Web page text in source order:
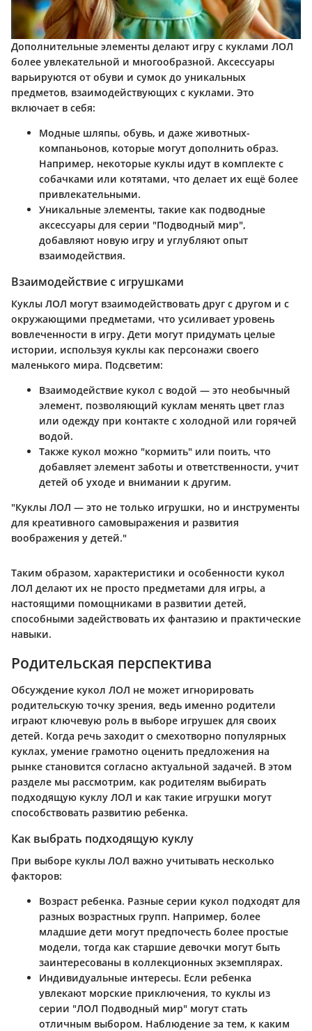
Дополнительные элементы делают игру с куклами ЛОЛ
более увлекательной и многообразной. Аксессуары
варьируются от обуви и сумок до уникальных
предметов, взаимодействующих с куклами. Это
включает в себя:
Модные шляпы, обувь, и даже животных-
компаньонов, которые могут дополнить образ.
Например, некоторые куклы идут в комплекте с
собачками или котятами, что делает их ещё более
привлекательными.
Уникальные элементы, такие как подводные
аксессуары для серии "Подводный мир",
добавляют новую игру и углубляют опыт
взаимодействия.
Взаимодействие с игрушками
Куклы ЛОЛ могут взаимодействовать друг с другом и с
окружающими предметами, что усиливает уровень
вовлеченности в игру. Дети могут придумать целые
истории, используя куклы как персонажи своего
маленького мира. Подсветим:
Взаимодействие кукол с водой — это необычный
элемент, позволяющий куклам менять цвет глаз
или одежду при контакте с холодной или горячей
водой.
Также кукол можно "кормить" или поить, что
добавляет элемент заботы и ответственности, учит
детей об уходе и внимании к другим.
"Куклы ЛОЛ — это не только игрушки, но и инструменты
для креативного самовыражения и развития
воображения у детей."
Таким образом, характеристики и особенности кукол
ЛОЛ делают их не просто предметами для игры, а
настоящими помощниками в развитии детей,
способными задействовать их фантазию и практические
навыки.
Родительская перспектива
Обсуждение кукол ЛОЛ не может игнорировать
родительскую точку зрения, ведь именно родители
играют ключевую роль в выборе игрушек для своих
детей. Когда речь заходит о смехотворно популярных
куклах, умение грамотно оценить предложения на
рынке становится согласно актуальной задачей. В этом
разделе мы рассмотрим, как родителям выбирать
подходящую куклу ЛОЛ и как такие игрушки могут
способствовать развитию ребенка.
Как выбрать подходящую куклу
При выборе куклы ЛОЛ важно учитывать несколько
факторов:
Возраст ребенка. Разные серии кукол подходят для
разных возрастных групп. Например, более
младшие дети могут предпочесть более простые
модели, тогда как старшие девочки могут быть
заинтересованы в коллекционных экземплярах.
Индивидуальные интересы. Если ребенка
увлекают морские приключения, то куклы из
серии "ЛОЛ Подводный мир" могут стать
отличным выбором. Наблюдение за тем, к каким